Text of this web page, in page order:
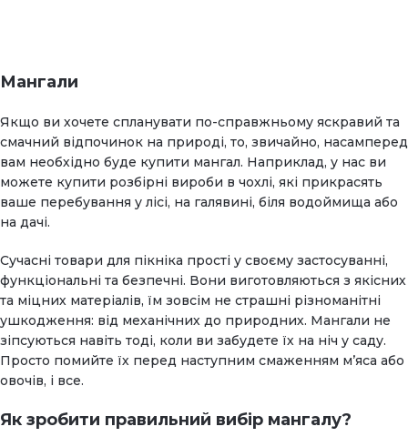
Мангали
Якщо ви хочете спланувати по-справжньому яскравий та
смачний відпочинок на природі, то, звичайно, насамперед
вам необхідно буде купити мангал. Наприклад, у нас ви
можете купити розбірні вироби в чохлі, які прикрасять
ваше перебування у лісі, на галявині, біля водоймища або
на дачі.
Сучасні товари для пікніка прості у своєму застосуванні,
функціональні та безпечні. Вони виготовляються з якісних
та міцних матеріалів, їм зовсім не страшні різноманітні
ушкодження: від механічних до природних. Мангали не
зіпсуються навіть тоді, коли ви забудете їх на ніч у саду.
Просто помийте їх перед наступним смаженням м’яса або
овочів, і все.
Як зробити правильний вибір мангалу?